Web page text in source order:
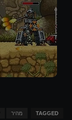
TAGGED מהיר